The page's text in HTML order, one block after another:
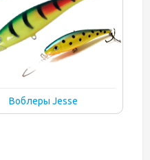
Воблеры Jesse